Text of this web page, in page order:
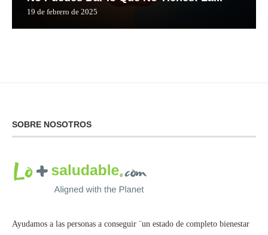
19 de febrero de 2025
SOBRE NOSOTROS
Ayudamos a las personas a conseguir ¨un estado de completo bienestar